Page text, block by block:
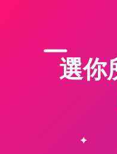
選你